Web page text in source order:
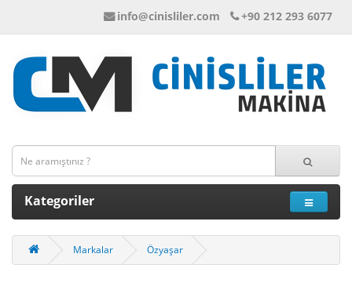
info@cinisliler.com +90 212 293 6077
Kategoriler
Markalar Özyaşar